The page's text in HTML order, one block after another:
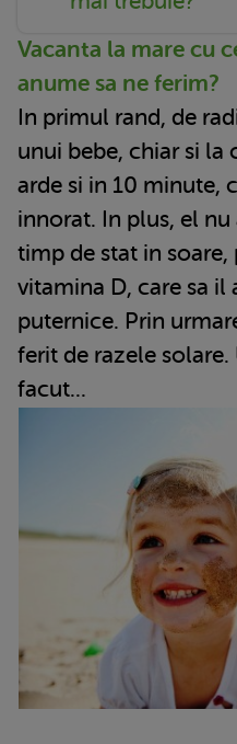
Vacanta la mare cu
anume sa ne ferim?
In primul rand, de
unui bebe, chiar si la
arde si in 10 minute,
innorat. In plus, el
timp de stat in soare,
vitamina D, care sa il
puternice. Prin
ferit de razele solare.
facut...